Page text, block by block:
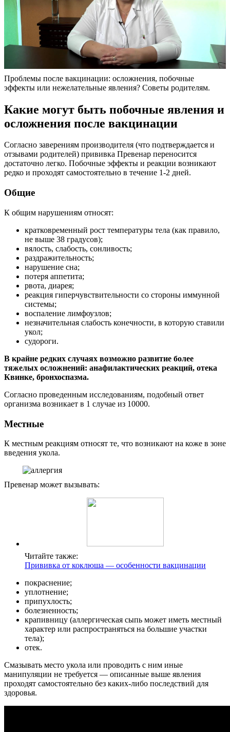
Проблемы после вакцинации: осложнения, побочные
эффекты или нежелательные явления? Советы родителям.
Какие могут быть побочные явления и
осложнения после вакцинации
Согласно заверениям производителя (что подтверждается и
отзывами родителей) прививка Превенар переносится
достаточно легко. Побочные эффекты и реакции возникают
редко и проходят самостоятельно в течение 1-2 дней.
Общие
К общим нарушениям относят:
кратковременный рост температуры тела (как правило,
не выше 38 градусов);
вялость, слабость, сонливость;
раздражительность;
нарушение сна;
потеря аппетита;
рвота, диарея;
реакция гиперчувствительности со стороны иммунной
системы;
воспаление лимфоузлов;
незначительная слабость конечности, в которую ставили
укол;
судороги.
В крайне редких случаях возможно развитие более
тяжелых осложнений: анафилактических реакций, отека
Квинке, бронхоспазма.
Согласно проведенным исследованиям, подобный ответ
организма возникает в 1 случае из 10000.
Местные
К местным реакциям относят те, что возникают на коже в зоне
введения укола.
Превенар может вызывать:
Читайте также:
Прививка от коклюша — особенности вакцинации
покраснение;
уплотнение;
припухлость;
болезненность;
крапивницу (аллергическая сыпь может иметь местный
характер или распространяться на большие участки
тела);
отек.
Смазывать место укола или проводить с ним иные
манипуляции не требуется — описанные выше явления
проходят самостоятельно без каких-либо последствий для
здоровья.